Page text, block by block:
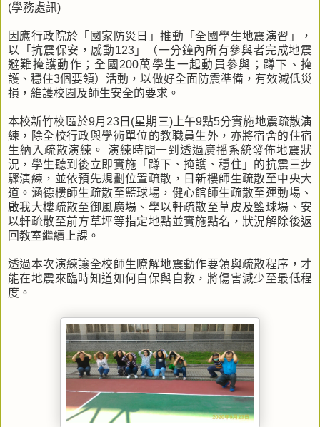
(學務處訊)
因應行政院於「國家防災日」推動「全國學生地震演習」，
以「抗震保安，感動123」（一分鐘內所有參與者完成地震
避難掩護動作；全國200萬學生一起動員參與；蹲下、掩
護、穩住3個要領）活動，以做好全面防震準備，有效減低災
損，維護校園及師生安全的要求。
本校新竹校區於9月23日(星期三)上午9點5分實施地震疏散演
練，除全校行政與學術單位的教職員生外，亦將宿舍的住宿
生納入疏散演練。 演練時間一到透過廣播系統發佈地震狀
況，學生聽到後立即實施「蹲下、掩護、穩住」的抗震三步
驟演練，並依預先規劃位置疏散，日新樓師生疏散至中央大
道。涵德樓師生疏散至籃球場，健心館師生疏散至運動場、
啟我大樓疏散至御風廣場、學以軒疏散至草皮及籃球場、安
以軒疏散至前方草坪等指定地點並實施點名，狀況解除後返
回教室繼續上課。
透過本次演練讓全校師生瞭解地震動作要領與疏散程序，才
能在地震來臨時知道如何自保與自救，將傷害減少至最低程
度。